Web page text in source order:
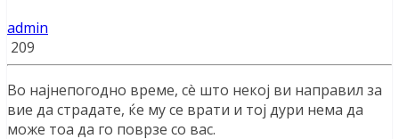
admin
209
Во најнепогодно време, сè што некој ви направил за
вие да страдате, ќе му се врати и тој дури нема да
може тоа да го поврзе со вас.